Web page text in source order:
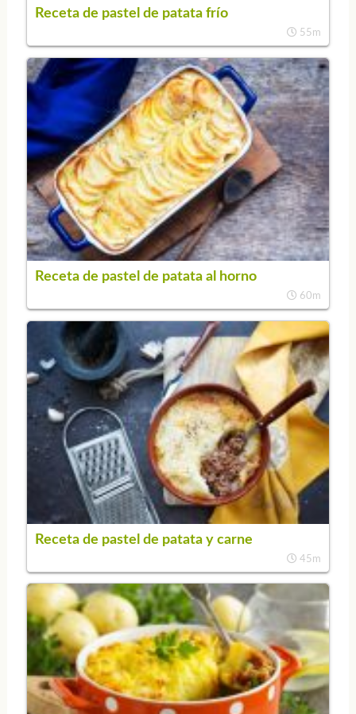
Receta de pastel de patata frío
55m
Receta de pastel de patata al horno
60m
Receta de pastel de patata y carne
45m